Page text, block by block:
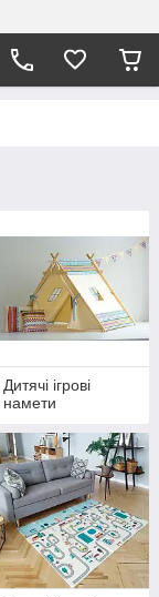
Дитячі ігрові
намети